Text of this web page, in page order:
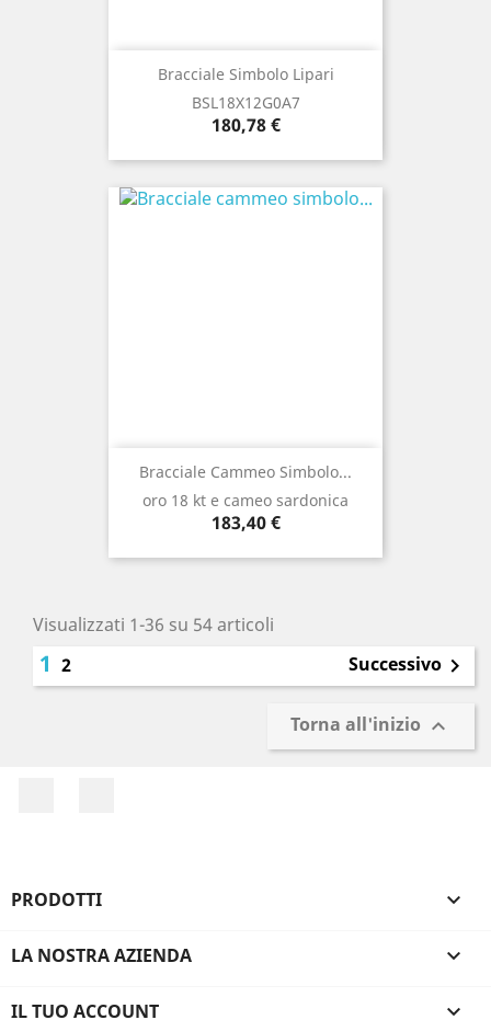
Bracciale Simbolo Lipari
BSL18X12G0A7
Prezzo
180,78 €
Bracciale Cammeo Simbolo...
oro 18 kt e cameo sardonica
Prezzo
183,40 €
Visualizzati 1-36 su 54 articoli
1 2 Successivo 
Torna all'inizio 
PRODOTTI 
LA NOSTRA AZIENDA 
IL TUO ACCOUNT 